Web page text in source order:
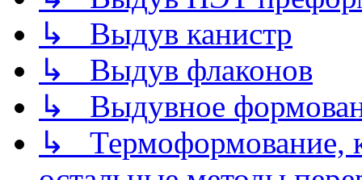
↳ Выдув канистр
↳ Выдув флаконов
↳ Выдувное
↳ Термоформование,